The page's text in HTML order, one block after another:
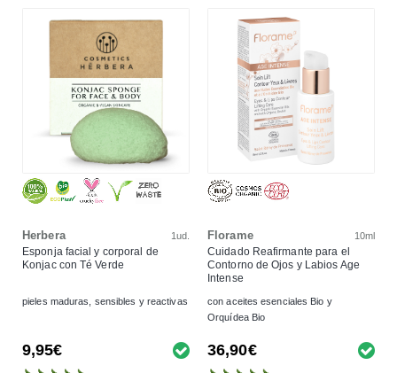
Herbera 1ud.
Esponja facial y corporal de
Konjac con Té Verde
pieles maduras, sensibles y reactivas
9,95€
Florame 10ml
Cuidado Reafirmante para el
Contorno de Ojos y Labios Age
Intense
con aceites esenciales Bio y
Orquídea Bio
36,90€